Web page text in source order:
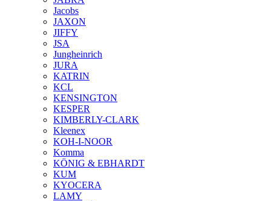
Jacobs
JAXON
JIFFY
JSA
Jungheinrich
JURA
KATRIN
KCL
KENSINGTON
KESPER
KIMBERLY-CLARK
Kleenex
KOH-I-NOOR
Komma
KÖNIG & EBHARDT
KUM
KYOCERA
LAMY